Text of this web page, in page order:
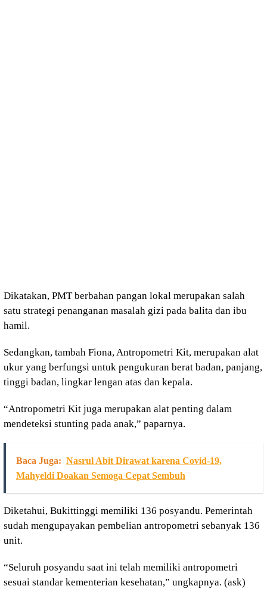
Dikatakan, PMT berbahan pangan lokal merupakan salah
satu strategi penanganan masalah gizi pada balita dan ibu
hamil.
Sedangkan, tambah Fiona, Antropometri Kit, merupakan alat
ukur yang berfungsi untuk pengukuran berat badan, panjang,
tinggi badan, lingkar lengan atas dan kepala.
“Antropometri Kit juga merupakan alat penting dalam
mendeteksi stunting pada anak,” paparnya.
Baca Juga: Nasrul Abit Dirawat karena Covid-19,
Mahyeldi Doakan Semoga Cepat Sembuh
Diketahui, Bukittinggi memiliki 136 posyandu. Pemerintah
sudah mengupayakan pembelian antropometri sebanyak 136
unit.
“Seluruh posyandu saat ini telah memiliki antropometri
sesuai standar kementerian kesehatan,” ungkapnya. (ask)